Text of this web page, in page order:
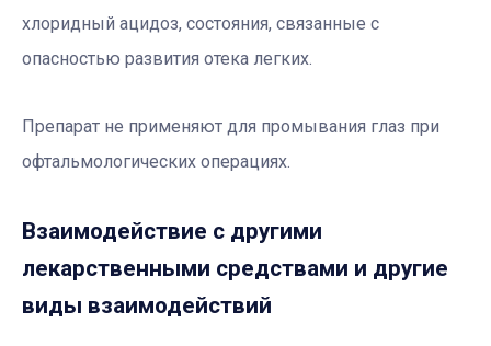
хлоридный ацидоз, состояния, связанные с
опасностью развития отека легких.
Препарат не применяют для промывания глаз при
офтальмологических операциях.
Взаимодействие с другими
лекарственными средствами и другие
виды взаимодействий